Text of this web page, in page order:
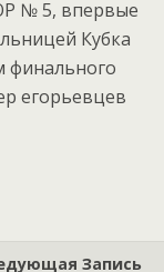
№ 5, впервые
Кубка
егорьевцев
Запись